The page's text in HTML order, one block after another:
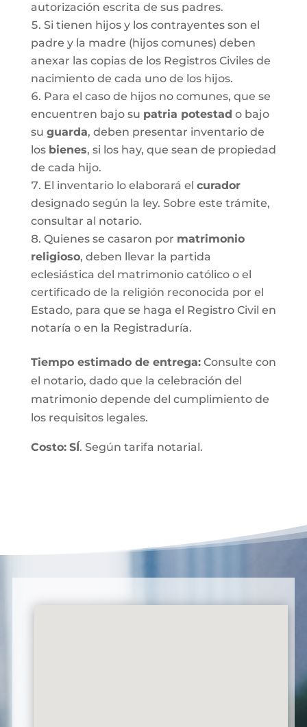
autorización escrita de sus padres.
Si tienen hijos y los contrayentes son el
padre y la madre (hijos comunes) deben
anexar las copias de los Registros Civiles de
nacimiento de cada uno de los hijos.
Para el caso de hijos no comunes, que se
encuentren bajo su patria potestad o bajo
su guarda, deben presentar inventario de
los bienes, si los hay, que sean de propiedad
de cada hijo.
El inventario lo elaborará el curador
designado según la ley. Sobre este trámite,
consultar al notario.
Quienes se casaron por matrimonio
religioso, deben llevar la partida
eclesiástica del matrimonio católico o el
certificado de la religión reconocida por el
Estado, para que se haga el Registro Civil en
notaría o en la Registraduría.
Tiempo estimado de entrega:Consulte con
el notario, dado que la celebración del
matrimonio depende del cumplimiento de
los requisitos legales.
Costo: SÍ. Según tarifa notarial.